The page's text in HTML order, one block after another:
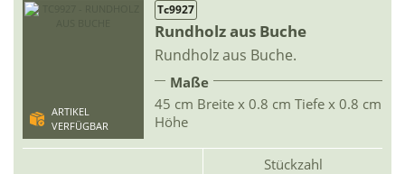
ARTIKEL
VERFÜGBAR
Tc9927
Rundholz aus Buche
Rundholz aus Buche.
Maße
45 cm Breite x 0.8 cm Tiefe x 0.8 cm
Höhe
Stückzahl